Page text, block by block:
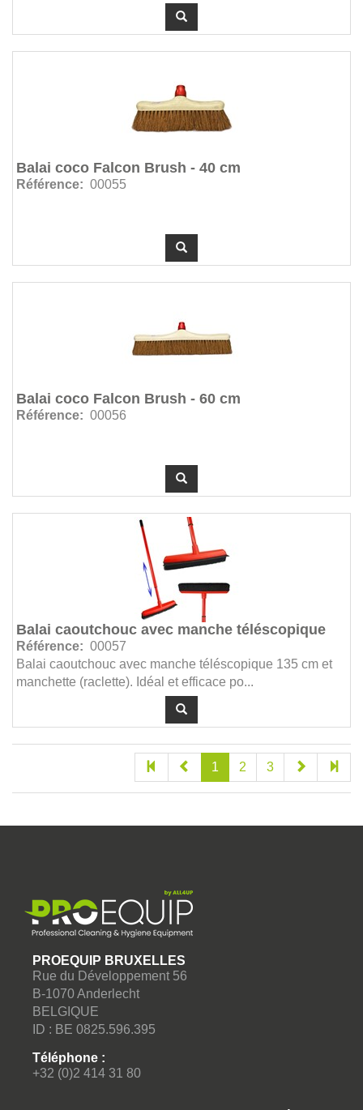
Balai coco Falcon Brush - 40 cm
Référence: 00055
Balai coco Falcon Brush - 60 cm
Référence: 00056
Balai caoutchouc avec manche téléscopique
Référence: 00057
Balai caoutchouc avec manche téléscopique 135 cm et
manchette (raclette). Idéal et efficace po...
1 2 3
PROEQUIP BRUXELLES
Rue du Développement 56
B-1070 Anderlecht
BELGIQUE
ID : BE 0825.596.395
Téléphone :
+32 (0)2 414 31 80